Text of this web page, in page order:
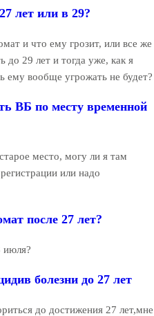
лет или в 29?
и что ему грозит, или все же
до 29 лет и тогда уже, как я
ему вообще угрожать не будет?
ВБ по месту временной
место, могу ли я там
или надо
после 27 лет?
июля?
болезни до 27 лет
до достижения 27 лет,мне